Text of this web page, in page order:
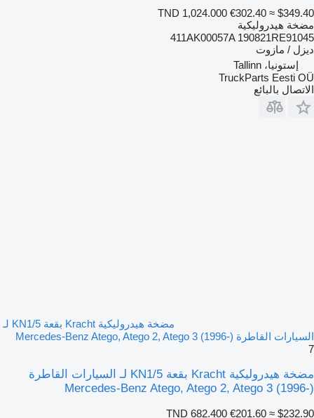
TND 1,024.000 €302.40 ≈ $349.40
مضخة هيدروليكية
411AK00057A 190821RE91045
ديزل / مازوت
إستونيا، Tallinn
TruckParts Eesti OÜ
الاتصال بالبائع
مضخة هيدروليكية Kracht بقعة KN1/5 لـ
السيارات القاطرة Mercedes-Benz Atego, Atego 2, Atego 3 (1996-)
7
مضخة هيدروليكية Kracht بقعة KN1/5 لـ السيارات القاطرة
Mercedes-Benz Atego, Atego 2, Atego 3 (1996-)
TND 682.400 €201.60 ≈ $232.90